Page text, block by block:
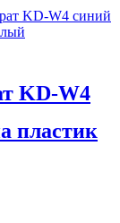
KD-W4
пластик